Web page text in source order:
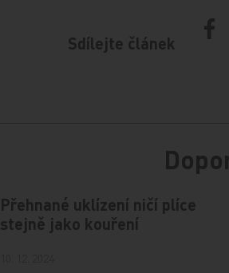
Sdílejte článek
Přehnané uklízení ničí plíce
stejně jako kouření